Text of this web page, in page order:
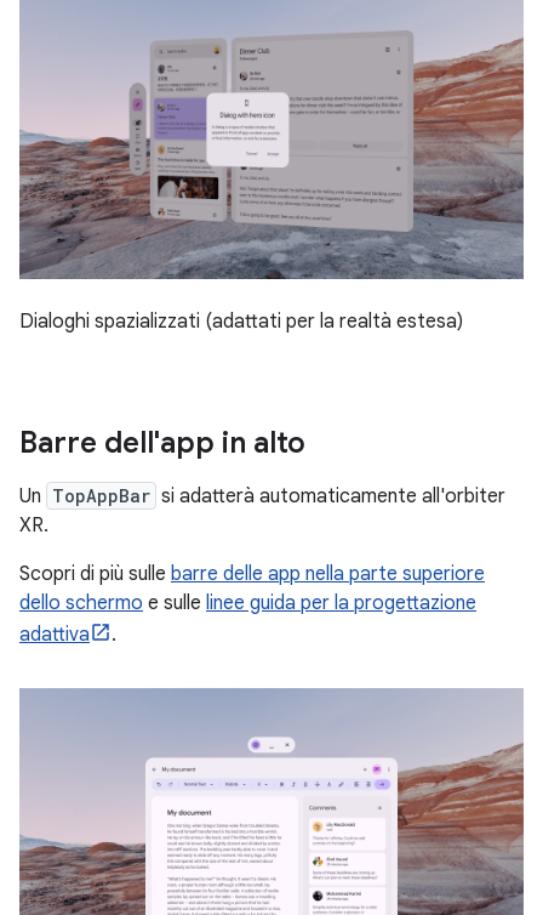
Dialoghi spazializzati (adattati per la realtà estesa)
Barre dell'app in alto
Un TopAppBar si adatterà automaticamente all'orbiter
XR.
Scopri di più sulle barre delle app nella parte superiore
dello schermo e sulle linee guida per la progettazione
adattiva
.